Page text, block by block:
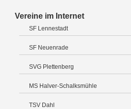
Vereine im Internet
SF Lennestadt
SF Neuenrade
SVG Plettenberg
MS Halver-Schalksmühle
TSV Dahl